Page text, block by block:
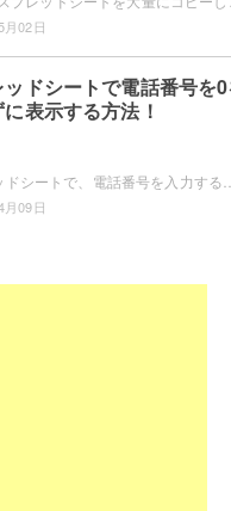
月02日
ッドシートで電話番号を
表示する方法！
月09日